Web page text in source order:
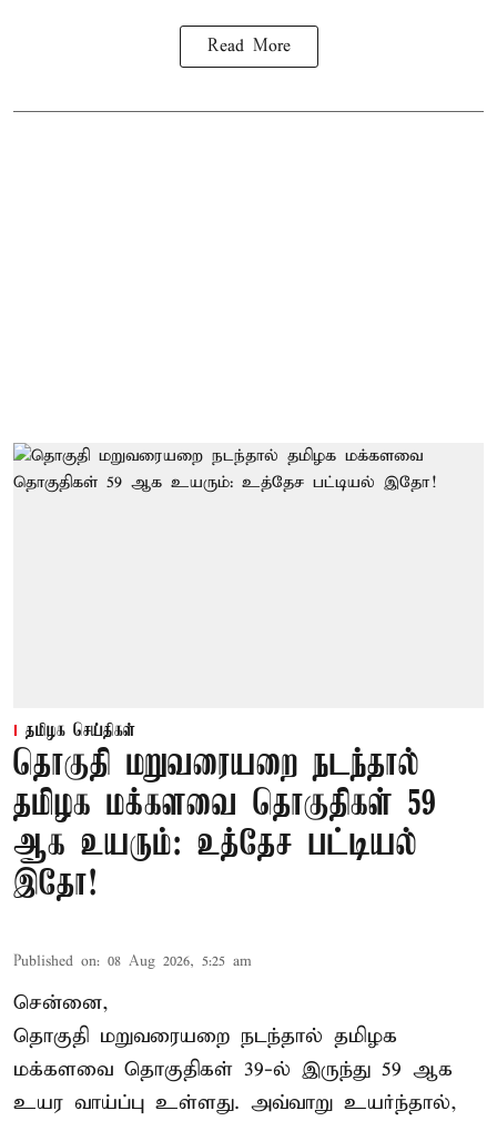
Read More
தமிழக செய்திகள்
தொகுதி மறுவரையறை நடந்தால்
தமிழக மக்களவை தொகுதிகள் 59
ஆக உயரும்: உத்தேச பட்டியல்
இதோ!
Published on: 08 Aug 2026, 5:25 am
சென்னை,
தொகுதி மறுவரையறை நடந்தால் தமிழக
மக்களவை தொகுதிகள் 39-ல் இருந்து 59 ஆக
உயர வாய்ப்பு உள்ளது. அவ்வாறு உயர்ந்தால்,